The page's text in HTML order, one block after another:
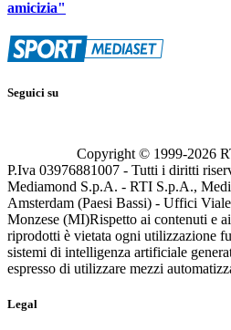
amicizia"
Seguici su
Copyright © 1999-2026
P.Iva 03976881007 - Tutti i diritti
Mediamond S.p.A. - RTI S.p.A.,
Amsterdam (Paesi Bassi) - Uffici
Monzese (MI)Rispetto ai contenuti e
riprodotti è vietata ogni utilizzazione
sistemi di intelligenza artificiale
espresso di utilizzare mezzi
Legal